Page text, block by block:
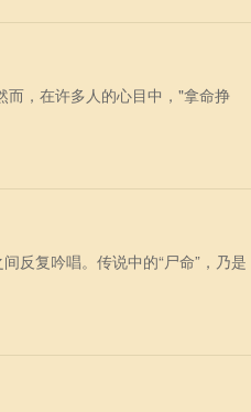
，在许多人的心目中，"拿命挣
反复吟唱。传说中的“尸命”，乃是